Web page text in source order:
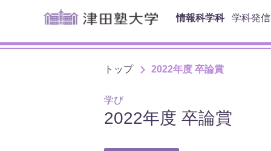
情報科学科 学科発
トップ 2022年度 卒論賞
学び
2022年度 卒論賞